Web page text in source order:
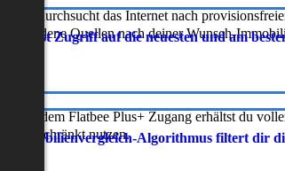
durchsucht das Internet nach
Quellen nach deiner Wunsch-
erhältst Zugriff auf die neuesten und am
mit dem Flatbee Plus+ Zugang erhältst du
nutzen.
Immobilienvergleich-Algorithmus filtert dir